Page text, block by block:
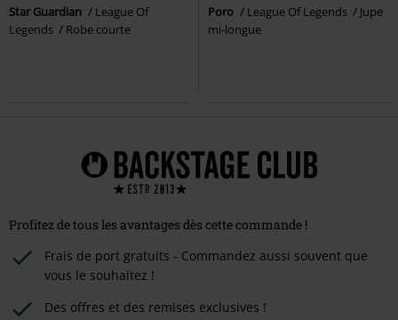
Star Guardian
League Of
Legends
Robe courte
Poro League Of Legends
Jupe
mi-longue
Profitez de tous les avantages dès cette commande !
Frais de port gratuits - Commandez aussi souvent que
vous le souhaitez !
Des offres et des remises exclusives !